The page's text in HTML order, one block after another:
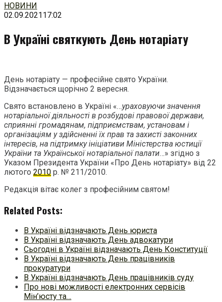
Перейти
до
НОВИНИ
02.09.202117:02
В Україні святкують День нотаріату
День нотаріату — професійне свято України.
Відзначається щорічно 2 вересня.
Свято встановлено в Україні «…ураховуючи значення
нотаріальної діяльності в розбудові правової держави,
сприянні громадянам, підприємствам, установам і
організаціям у здійсненні їх прав та захисті законних
інтересів, на підтримку ініціативи Міністерства юстиції
України та Української нотаріальної палати…» згідно з
Указом Президента України «Про День нотаріату» від 22
лютого 2010 р. № 211/2010.
Редакція вітає колег з професійним святом!
Related Posts:
В Україні відзначають День юриста
В Україні відзначають День адвокатури
Сьогодні в Україні відзначають День Конституції
В Україні відзначають День працівників
прокуратури
В Україні відзначають День працівників суду
Про нові можливості електронних сервісів
Мін’юсту та…